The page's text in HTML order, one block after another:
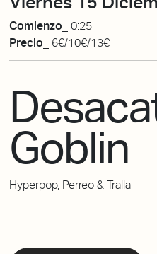
Comienzo_ 0:25
Precio_ 6€/10€/13€
Goblin
Hyperpop, Perreo & Tralla